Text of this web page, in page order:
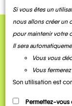
Si vous êtes un
nous allons créer un
pour maintenir votre
Il sera
Vous vous
Vous
Son utilisation est
Permettez-vous